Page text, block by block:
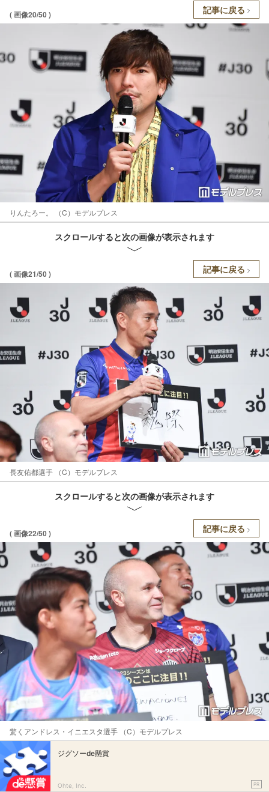
( 画像20/50 ) 記事に戻る
りんたろー。 （C）モデルプレス
スクロールすると次の画像が表示されます
( 画像21/50 ) 記事に戻る
長友佑都選手 （C）モデルプレス
スクロールすると次の画像が表示されます
( 画像22/50 ) 記事に戻る
驚くアンドレス・イニエスタ選手 （C）モデルプレス
ジグソーde懸賞
Ohte, Inc. PR